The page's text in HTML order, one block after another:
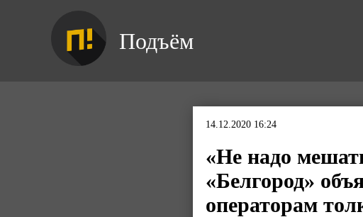
Подъём
14.12.2020 16:24
«Не надо
«Белгород»
операторам